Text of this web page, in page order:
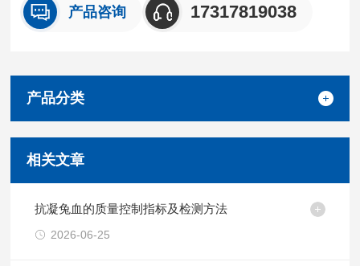
产品咨询 17317819038
产品分类
相关文章
抗凝兔血的质量控制指标及检测方法
2026-06-25